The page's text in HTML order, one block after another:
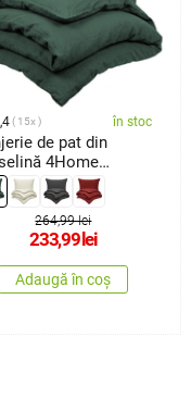
15x în stoc
de pat din
4Home
140 x 200 cm,
90 cm
264,99 lei
233,99 lei
Adaugă în coș